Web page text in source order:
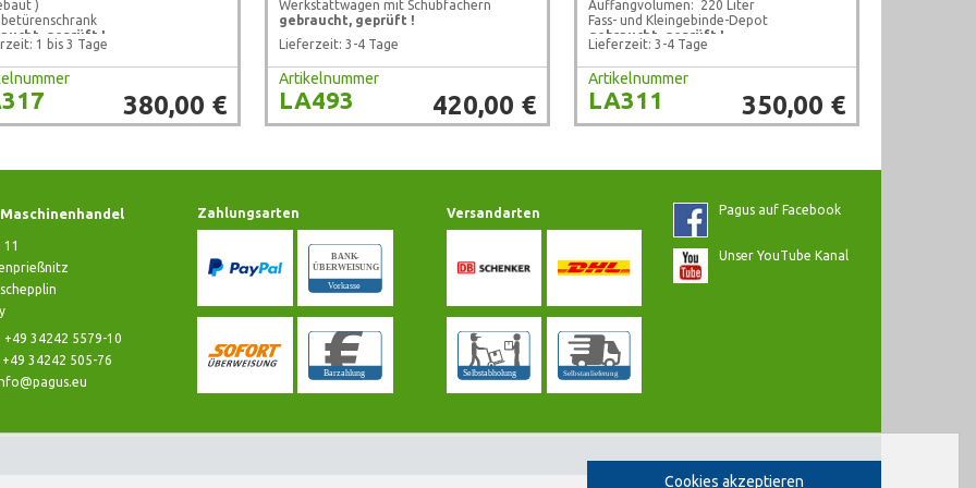
)
geprüft !
1 bis 3 Tage
380,00 €
Werkstattwagen mit Schubfächern
gebraucht, geprüft !
Lieferzeit: 3-4 Tage
Artikelnummer
LA493 420,00 €
Auffangvolumen: 220 Liter
Fass- und Kleingebinde-Depot
gebraucht, geprüft !
Lieferzeit: 3-4 Tage
Artikelnummer
LA311 350,00 €
Maschinenhandel
11
+49 34242 5579-10
34242 505-76
Zahlungsarten Versandarten Pagus auf Facebook
Unser YouTube Kanal
Cookies akzeptieren